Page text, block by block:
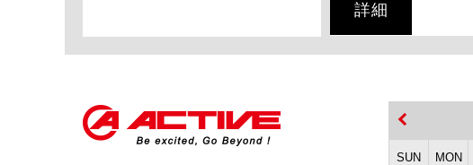
詳細
SUN MON